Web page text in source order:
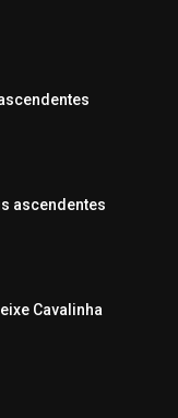
ascendentes
Cavalinha